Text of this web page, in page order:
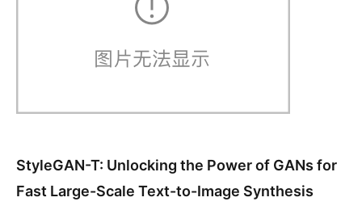
StyleGAN-T: Unlocking the Power of GANs for
Fast Large-Scale Text-to-Image Synthesis